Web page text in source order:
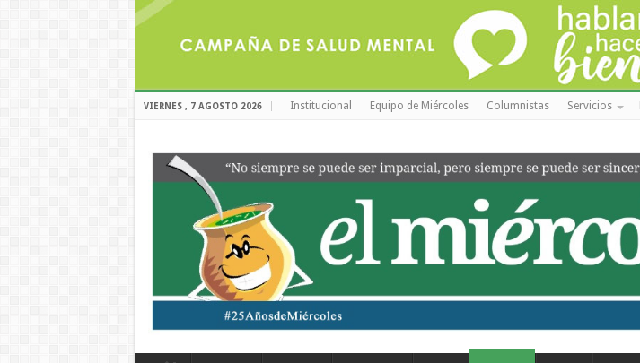
VIERNES , 7 AGOSTO 2026 Institucional Equipo de Miércoles Columnistas Servicios